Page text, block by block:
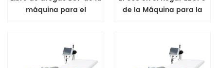
máquina para el
de la Máquina para la